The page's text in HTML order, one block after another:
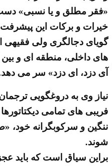
«فقر مطلق و یا نسبی» دست
خیرات و برکات این پیشرفت
گویای دجالگری ولی فقیهی
های داخلی، منطقه ای و بین
آی دزد، ای دزد» سر می
نیاز وی به دروغگویی
فریبی های تمامی
ننگین و سرکوبگرانه خود،
شوند.
براین سیاق است که باید